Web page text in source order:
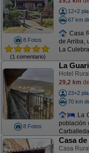
8 Fotos
(1 comentario)
12+2
67 km
Casa
de Arriba,
La
8 Fotos
La
Hotel
29,2 km
23+2
70 km
La
población
Casa
Casa